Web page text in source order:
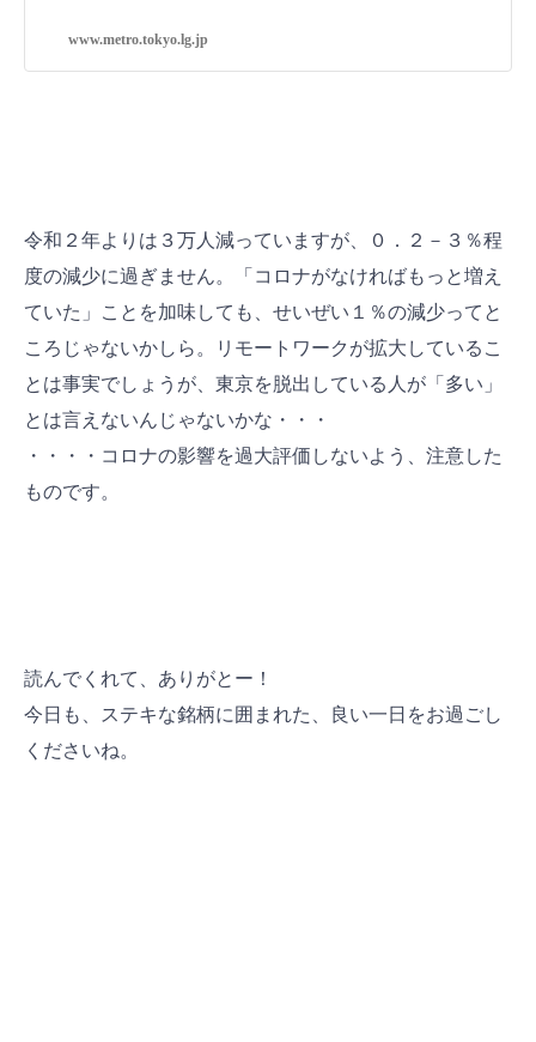
www.metro.tokyo.lg.jp
令和２年よりは３万人減っていますが、０．２－３％程
度の減少に過ぎません。「コロナがなければもっと増え
ていた」ことを加味しても、せいぜい１％の減少ってと
ころじゃないかしら。リモートワークが拡大しているこ
とは事実でしょうが、東京を脱出している人が「多い」
とは言えないんじゃないかな・・・
・・・・コロナの影響を過大評価しないよう、注意した
ものです。
読んでくれて、ありがとー！
今日も、ステキな銘柄に囲まれた、良い一日をお過ごし
くださいね。